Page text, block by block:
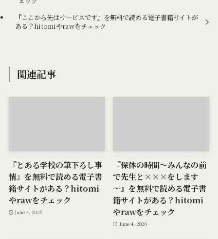
『ここから先はサービスです』を無料で読める電子書籍サイトが
ある？hitomiやrawをチェック
関連記事
『とある学校の筆下ろし事
情』を無料で読める電子書
籍サイトがある？hitomi
やrawをチェック
June 4, 2026
『保体の時間～みんなの前
で先生と×××をします
～』を無料で読める電子書
籍サイトがある？hitomi
やrawをチェック
June 4, 2026